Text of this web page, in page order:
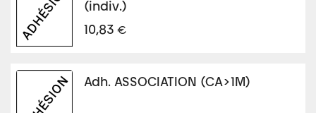
(indiv.)
10,83 €
Adh. ASSOCIATION (CA>1M)